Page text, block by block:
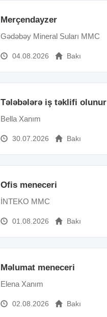
Merçendayzer
Gədəbəy Mineral Suları MMC
04.08.2026 Bakı
Tələbələrə iş təklifi olunur
Bella Xanım
30.07.2026 Bakı
Ofis meneceri
İNTEKO MMC
01.08.2026 Bakı
Məlumat meneceri
Elena Xanım
02.08.2026 Bakı